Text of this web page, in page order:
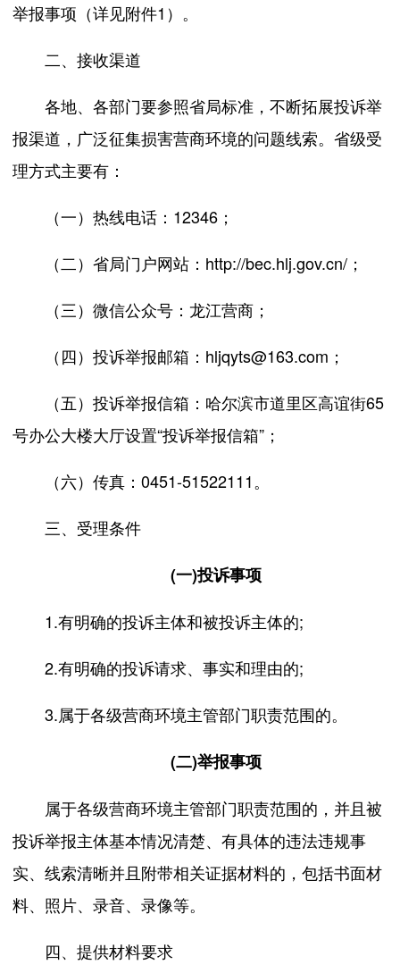
举报事项（详见附件1）。
二、接收渠道
各地、各部门要参照省局标准，不断拓展投诉举
报渠道，广泛征集损害营商环境的问题线索。省级受
理方式主要有：
（一）热线电话：12346；
（二）省局门户网站：http://bec.hlj.gov.cn/；
（三）微信公众号：龙江营商；
（四）投诉举报邮箱：hljqyts@163.com；
（五）投诉举报信箱：哈尔滨市道里区高谊街65
号办公大楼大厅设置“投诉举报信箱”；
（六）传真：0451-51522111。
三、受理条件
(一)投诉事项
1.有明确的投诉主体和被投诉主体的;
2.有明确的投诉请求、事实和理由的;
3.属于各级营商环境主管部门职责范围的。
(二)举报事项
属于各级营商环境主管部门职责范围的，并且被
投诉举报主体基本情况清楚、有具体的违法违规事
实、线索清晰并且附带相关证据材料的，包括书面材
料、照片、录音、录像等。
四、提供材料要求